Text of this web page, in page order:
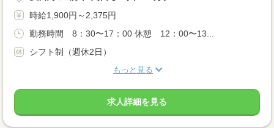
時給1,900円～2,375円
勤務時間 8：30〜17：00 休憩 12：00〜13...
シフト制（週休2日）
もっと見る
求人詳細を見る